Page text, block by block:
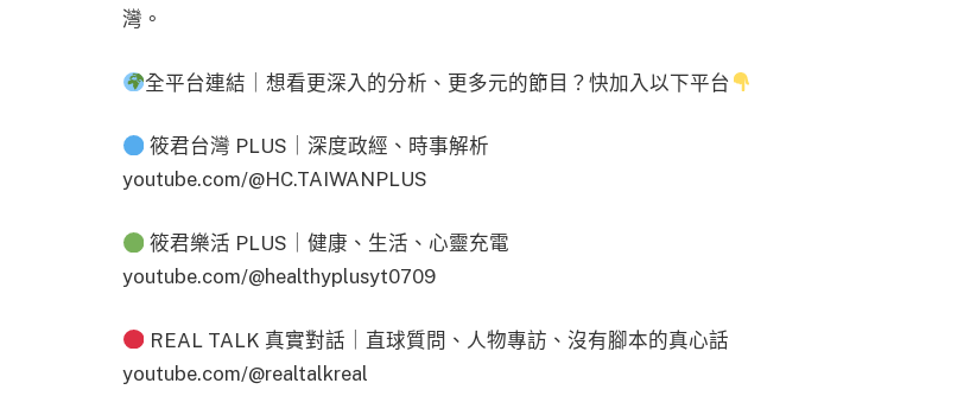
灣。
全平台連結｜想看更深入的分析、更多元的節目？快加入以下平台
筱君台灣 PLUS｜深度政經、時事解析
youtube.com/@HC.TAIWANPLUS
筱君樂活 PLUS｜健康、生活、心靈充電
youtube.com/@healthyplusyt0709
REAL TALK 真實對話｜直球質問、人物專訪、沒有腳本的真心話
youtube.com/@realtalkreal